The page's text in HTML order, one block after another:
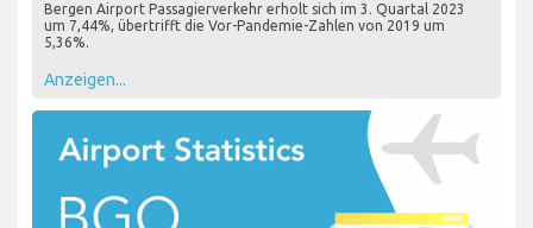
Bergen Airport Passagierverkehr erholt sich im 3. Quartal 2023
um 7,44%, übertrifft die Vor-Pandemie-Zahlen von 2019 um
5,36%.
Anzeigen...